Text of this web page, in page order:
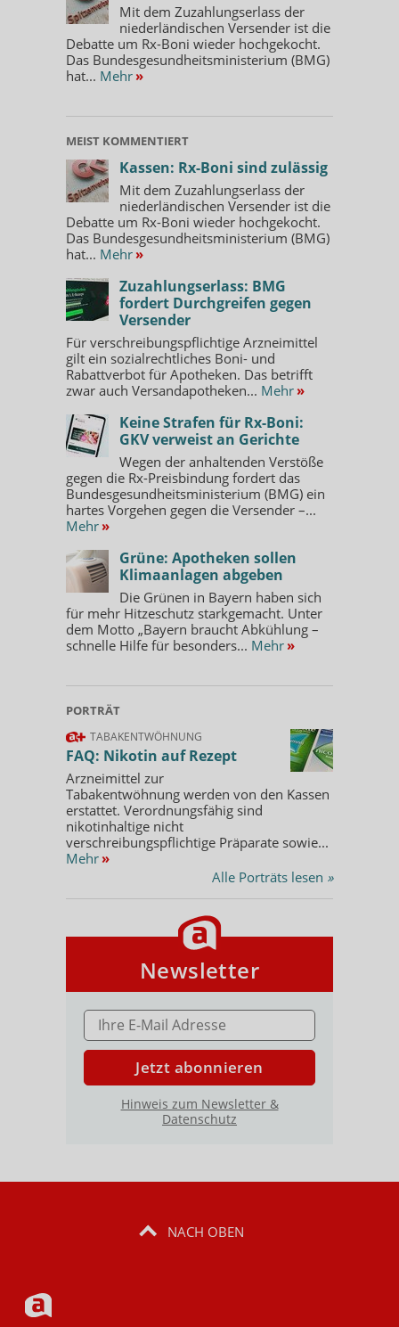
Mit dem Zuzahlungserlass der
niederländischen Versender ist die
Debatte um Rx-Boni wieder hochgekocht.
Das Bundesgesundheitsministerium (BMG)
hat... Mehr »
MEIST KOMMENTIERT
Kassen: Rx-Boni sind zulässig
Mit dem Zuzahlungserlass der
niederländischen Versender ist die
Debatte um Rx-Boni wieder hochgekocht.
Das Bundesgesundheitsministerium (BMG)
hat... Mehr »
Zuzahlungserlass: BMG
fordert Durchgreifen gegen
Versender
Für verschreibungspflichtige Arzneimittel
gilt ein sozialrechtliches Boni- und
Rabattverbot für Apotheken. Das betrifft
zwar auch Versandapotheken... Mehr »
Keine Strafen für Rx-Boni:
GKV verweist an Gerichte
Wegen der anhaltenden Verstöße
gegen die Rx-Preisbindung fordert das
Bundesgesundheitsministerium (BMG) ein
hartes Vorgehen gegen die Versender –...
Mehr »
Grüne: Apotheken sollen
Klimaanlagen abgeben
Die Grünen in Bayern haben sich
für mehr Hitzeschutz starkgemacht. Unter
dem Motto „Bayern braucht Abkühlung –
schnelle Hilfe für besonders... Mehr »
PORTRÄT
TABAKENTWÖHNUNG
FAQ: Nikotin auf Rezept
Arzneimittel zur
Tabakentwöhnung werden von den Kassen
erstattet. Verordnungsfähig sind
nikotinhaltige nicht
verschreibungspflichtige Präparate sowie...
Mehr »
Alle Porträts lesen »
Newsletter
E-MAIL ADRESSE
Jetzt abonnieren
Hinweis zum Newsletter &
Datenschutz
NACH OBEN